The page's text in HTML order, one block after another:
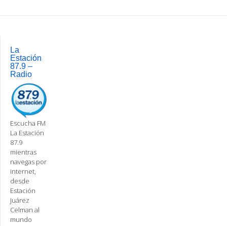
navigation
La
Estación
87.9 –
Radio
Escucha FM
La Estación
87.9
mientras
navegas por
internet,
desde
Estación
Juárez
Celman al
mundo